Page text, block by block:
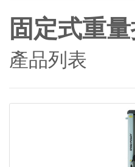
固定式重
產品列表